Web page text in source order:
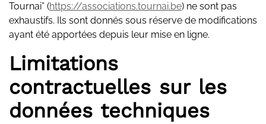
Tournai” (https://associations.tournai.be) ne sont pas
exhaustifs. Ils sont donnés sous réserve de modifications
ayant été apportées depuis leur mise en ligne.
Limitations
contractuelles sur les
données techniques